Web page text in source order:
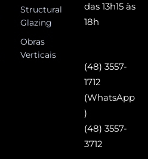
Structural
Glazing
Obras
Verticais
das 13h15 às
18h
(48) 3557-
1712
(WhatsApp
)
(48) 3557-
3712